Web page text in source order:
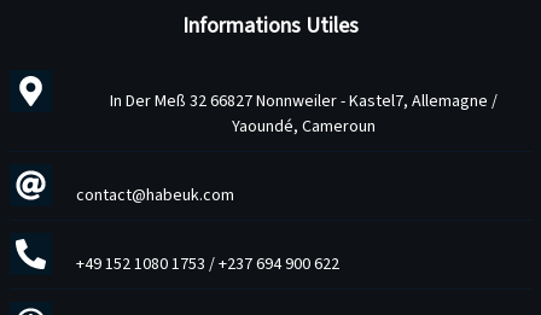
Informations Utiles
In Der Meß 32 66827 Nonnweiler - Kastel7, Allemagne /
Yaoundé, Cameroun
contact@habeuk.com
+49 152 1080 1753 /+237 694 900 622